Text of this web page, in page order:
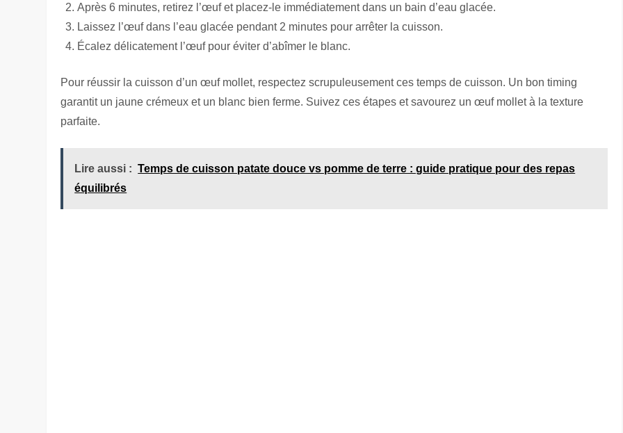
Après 6 minutes, retirez l’œuf et placez-le immédiatement dans un bain d’eau glacée.
Laissez l’œuf dans l’eau glacée pendant 2 minutes pour arrêter la cuisson.
Écalez délicatement l’œuf pour éviter d’abîmer le blanc.
Pour réussir la cuisson d’un œuf mollet, respectez scrupuleusement ces temps de cuisson. Un bon timing
garantit un jaune crémeux et un blanc bien ferme. Suivez ces étapes et savourez un œuf mollet à la texture
parfaite.
Lire aussi : Temps de cuisson patate douce vs pomme de terre : guide pratique pour des repas
équilibrés